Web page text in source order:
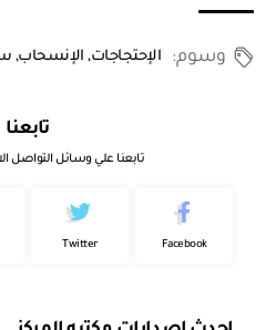
وسوم: الإحتجاجات,الإنسحاب,
تابعنا
تابعنا علي وسائل التواصل
Facebook
Twitter